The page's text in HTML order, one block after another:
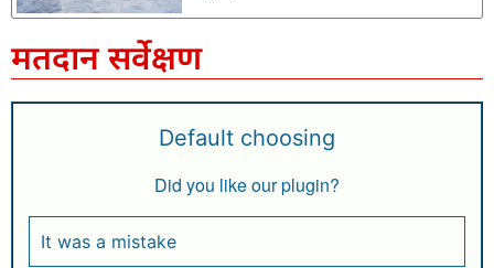
मतदान सर्वेक्षण
Default choosing
Did you like our plugin?
It was a mistake